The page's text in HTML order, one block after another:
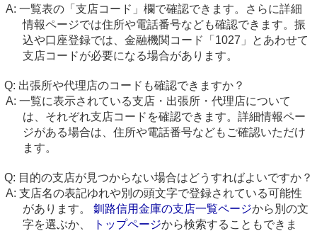
一覧表の「支店コード」欄で確認できます。さらに詳細
情報ページでは住所や電話番号なども確認できます。振
込や口座登録では、金融機関コード「1027」とあわせて
支店コードが必要になる場合があります。
出張所や代理店のコードも確認できますか？
一覧に表示されている支店・出張所・代理店について
は、それぞれ支店コードを確認できます。詳細情報ペー
ジがある場合は、住所や電話番号などもご確認いただけ
ます。
目的の支店が見つからない場合はどうすればよいですか？
支店名の表記ゆれや別の頭文字で登録されている可能性
があります。 釧路信用金庫の支店一覧ページから別の文
字を選ぶか、
トップページから検索することもできま